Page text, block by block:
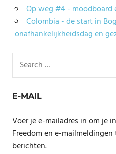
Op weg #4 - moodboard
Colombia - de start in
onafhankelijkheidsdag en
for:
E-MAIL
Voer je e-mailadres in om je
Freedom en e-
berichten.